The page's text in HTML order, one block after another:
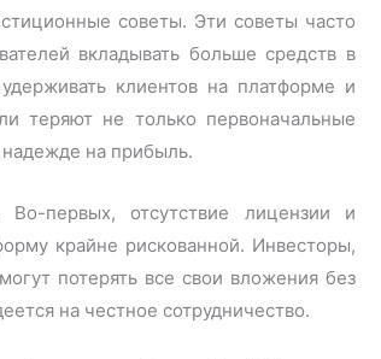
советы. Эти советы часто
вкладывать больше средств в
клиентов на платформе и
теряют не только первоначальные
на прибыль.
Во-первых, отсутствие лицензии и
крайне рискованной. Инвесторы,
потерять все свои вложения без
на честное сотрудничество.